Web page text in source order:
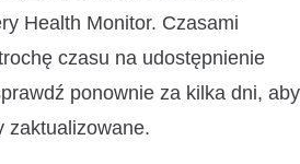
Health Monitor. Czasami
czasu na udostępnienie
ponownie za kilka dni, aby
zaktualizowane.